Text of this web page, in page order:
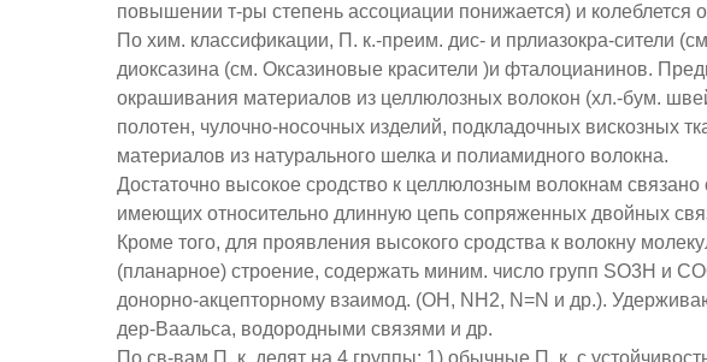
повышении т-ры степень ассоциации понижается) и колеблется
По хим. классификации, П. к.-преим. дис- и прлиазокра-сители
диоксазина (см. Оксазиновые красители )и фталоцианинов.
окрашивания материалов из целлюлозных волокон (хл.-бум.
полотен, чулочно-носочных изделий, подкладочных вискозных
материалов из натурального шелка и полиамидного волокна.
Достаточно высокое сродство к целлюлозным волокнам связано
имеющих относительно длинную цепь сопряженных двойных
Кроме того, для проявления высокого сродства к волокну
(планарное) строение, содержать миним. число групп SO3H и
донорно-акцепторному взаимод. (ОН, NH2, N=N и др.).
дер-Ваальса, водородными связями и др.
По св-вам П. к. делят на 4 группы: 1) обычные П. к. с